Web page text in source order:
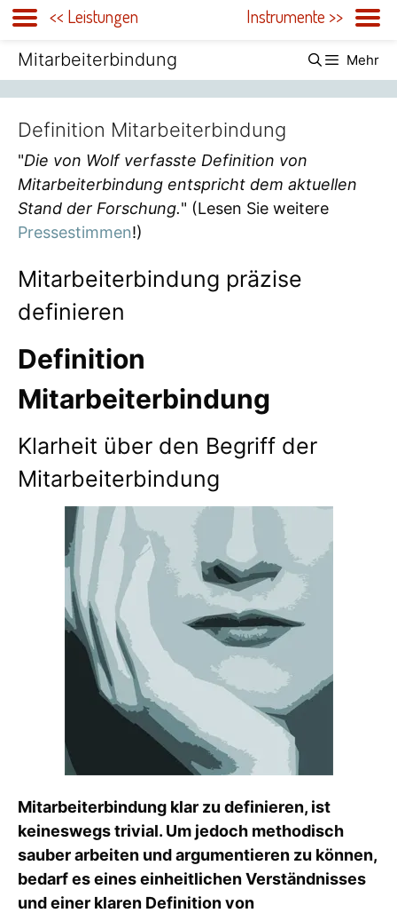
Zum
springen
Mitarbeiterbindung Mehr
Definition Mitarbeiterbindung
"Die von Wolf verfasste Definition von
Mitarbeiterbindung entspricht dem aktuellen
Stand der Forschung." (Lesen Sie weitere
Pressestimmen!)
Mitarbeiterbindung präzise
definieren
Definition
Mitarbeiterbindung
Klarheit über den Begriff der
Mitarbeiterbindung
Mitarbeiterbindung klar zu definieren, ist
keineswegs trivial. Um jedoch methodisch
sauber arbeiten und argumentieren zu können,
bedarf es eines einheitlichen Verständnisses
und einer klaren Definition von
<< Leistungen Instrumente >>